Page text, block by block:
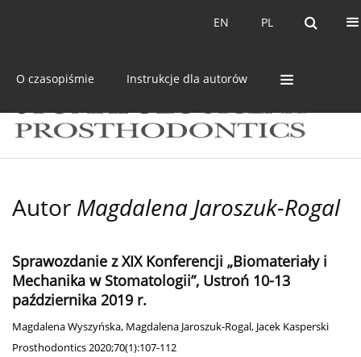
PL
EN PL
EN
O czasopiśmie Instrukcje dla autorów
Autor Magdalena Jaroszuk-Rogal
Sprawozdanie z XIX Konferencji „Biomateriały i
Mechanika w Stomatologii”, Ustroń 10-13
października 2019 r.
Magdalena Wyszyńska, Magdalena Jaroszuk-Rogal, Jacek Kasperski
Prosthodontics 2020;70(1):107-112